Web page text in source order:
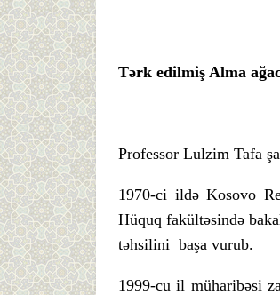
Tərk edilmiş Alma
Professor Lulzim Tafa
1970-ci ildə Kosovo
Hüquq fakültəsində
təhsilini başa vurub.
1999-cu il müharibəsi